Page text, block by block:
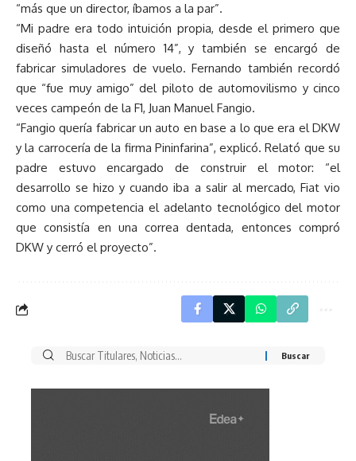
“más que un director, íbamos a la par”.
“Mi padre era todo intuición propia, desde el primero que
diseñó hasta el número 14”, y también se encargó de
fabricar simuladores de vuelo. Fernando también recordó
que “fue muy amigo” del piloto de automovilismo y cinco
veces campeón de la F1, Juan Manuel Fangio.
“Fangio quería fabricar un auto en base a lo que era el DKW
y la carrocería de la firma Pininfarina”, explicó. Relató que su
padre estuvo encargado de construir el motor: “el
desarrollo se hizo y cuando iba a salir al mercado, Fiat vio
como una competencia el adelanto tecnológico del motor
que consistía en una correa dentada, entonces compró
DKW y cerró el proyecto”.
Buscar